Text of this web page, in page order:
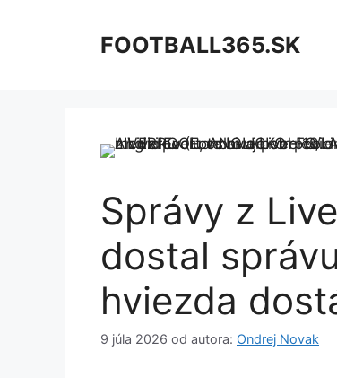
FOOTBALL365.SK
Správy z
dostal
hviezda
9 júla 2026 od autora: Ondrej Novak